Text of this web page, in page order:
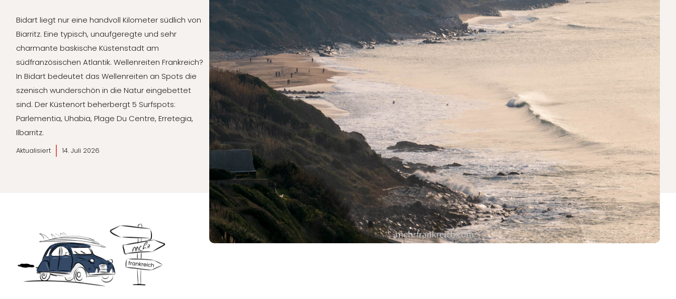
Bidart liegt nur eine handvoll Kilometer südlich von
Biarritz. Eine typisch, unaufgeregte und sehr
charmante baskische Küstenstadt am
südfranzösischen Atlantik. Wellenreiten Frankreich?
In Bidart bedeutet das Wellenreiten an Spots die
szenisch wunderschön in die Natur eingebettet
sind. Der Küstenort beherbergt 5 Surfspots:
Parlementia, Uhabia, Plage Du Centre, Erretegia,
Ilbarritz.
Aktualisiert 14. Juli 2026